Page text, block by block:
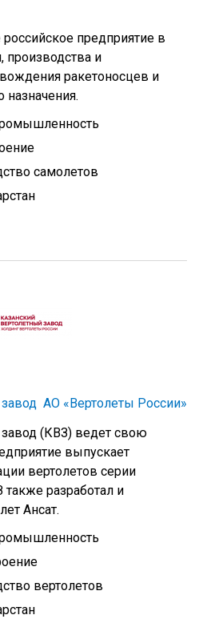
предприятие в
производства и
ракетоносцев и
назначения.
самолетов
АО «Вертолеты России»
(КВЗ) ведет свою
выпускает
вертолетов серии
разработал и
Ансат.
вертолетов